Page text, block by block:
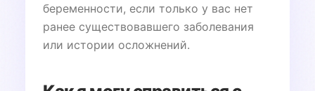
беременности, если только у вас нет
ранее существовавшего заболевания
или истории осложнений.